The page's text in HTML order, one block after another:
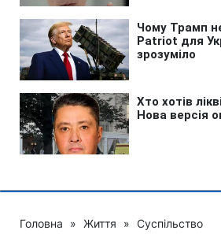
Головна » Життя » Суспільство